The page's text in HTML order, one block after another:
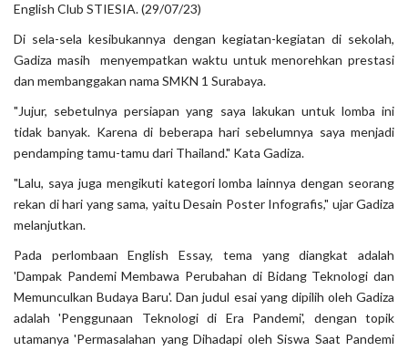
English Club STIESIA. (29/07/23)
Di sela-sela kesibukannya dengan kegiatan-kegiatan di sekolah,
Gadiza masih menyempatkan waktu untuk menorehkan prestasi
dan membanggakan nama SMKN 1 Surabaya.
"Jujur, sebetulnya persiapan yang saya lakukan untuk lomba ini
tidak banyak. Karena di beberapa hari sebelumnya saya menjadi
pendamping tamu-tamu dari Thailand." Kata Gadiza.
"Lalu, saya juga mengikuti kategori lomba lainnya dengan seorang
rekan di hari yang sama, yaitu Desain Poster Infografis," ujar Gadiza
melanjutkan.
Pada perlombaan English Essay, tema yang diangkat adalah
'Dampak Pandemi Membawa Perubahan di Bidang Teknologi dan
Memunculkan Budaya Baru'. Dan judul esai yang dipilih oleh Gadiza
adalah 'Penggunaan Teknologi di Era Pandemi', dengan topik
utamanya 'Permasalahan yang Dihadapi oleh Siswa Saat Pandemi